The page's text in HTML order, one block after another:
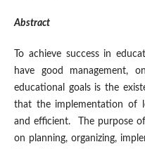
Abstract
To achieve success in
have good management,
educational goals is the
that the implementation of
and efficient. The purpose
on planning, organizing,